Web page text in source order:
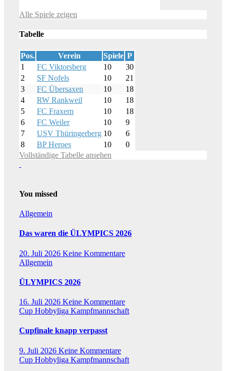
Alle Spiele zeigen
Tabelle
Pos. Verein Spiele P
1
FC Viktorsberg 10
30
2
SF Nofels 10
21
3
FC Übersaxen 10
18
4
RW Rankweil 10
18
5
FC Fraxern 10
18
6
FC Weiler 10
9
7
USV Thüringerberg 10
6
8
BP Heroes 10
0
Vollständige Tabelle ansehen
You missed
Allgemein
Das waren die ÜLYMPICS 2026
20. Juli 2026 Keine Kommentare
Allgemein
ÜLYMPICS 2026
16. Juli 2026 Keine Kommentare
Cup Hobbyliga Kampfmannschaft
Cupfinale knapp verpasst
9. Juli 2026 Keine Kommentare
Cup Hobbyliga Kampfmannschaft